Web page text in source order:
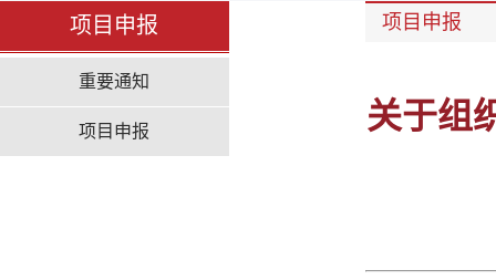
项目申报
重要通知
项目申报
项目申报
关于组